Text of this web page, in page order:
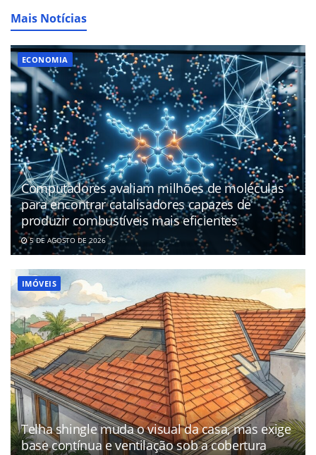
Mais Notícias
ECONOMIA
Computadores avaliam milhões de moléculas
para encontrar catalisadores capazes de
produzir combustíveis mais eficientes
5 DE AGOSTO DE 2026
IMÓVEIS
Telha shingle muda o visual da casa, mas exige
base contínua e ventilação sob a cobertura